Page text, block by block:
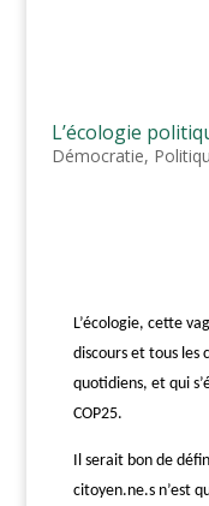
L’écologie
Démocratie,
L’écologie, cette
discours et tous les
quotidiens, et qui
COP25.
Il serait bon de
citoyen.ne.s n’est